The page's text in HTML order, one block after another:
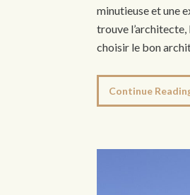
minutieuse et une
trouve l’architecte,
choisir le bon
Continue